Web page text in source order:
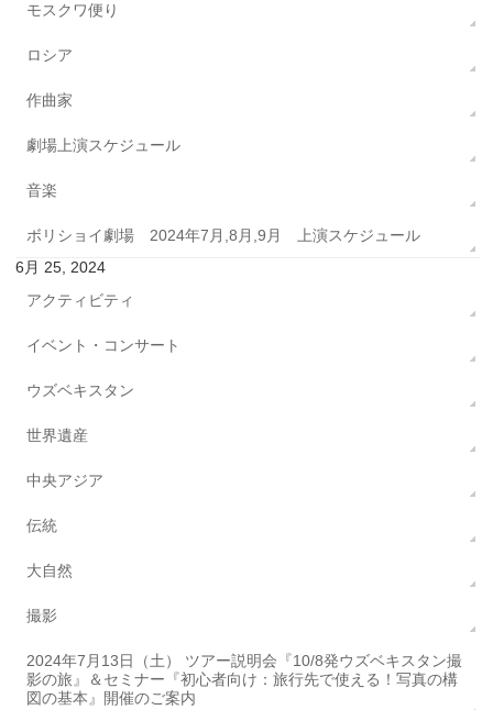
モスクワ便り
ロシア
作曲家
劇場上演スケジュール
音楽
ボリショイ劇場 2024年7月,8月,9月 上演スケジュール
6月 25, 2024
アクティビティ
イベント・コンサート
ウズベキスタン
世界遺産
中央アジア
伝統
大自然
撮影
2024年7月13日（土） ツアー説明会『10/8発ウズベキスタン撮
影の旅』＆セミナー『初心者向け：旅行先で使える！写真の構
図の基本』開催のご案内